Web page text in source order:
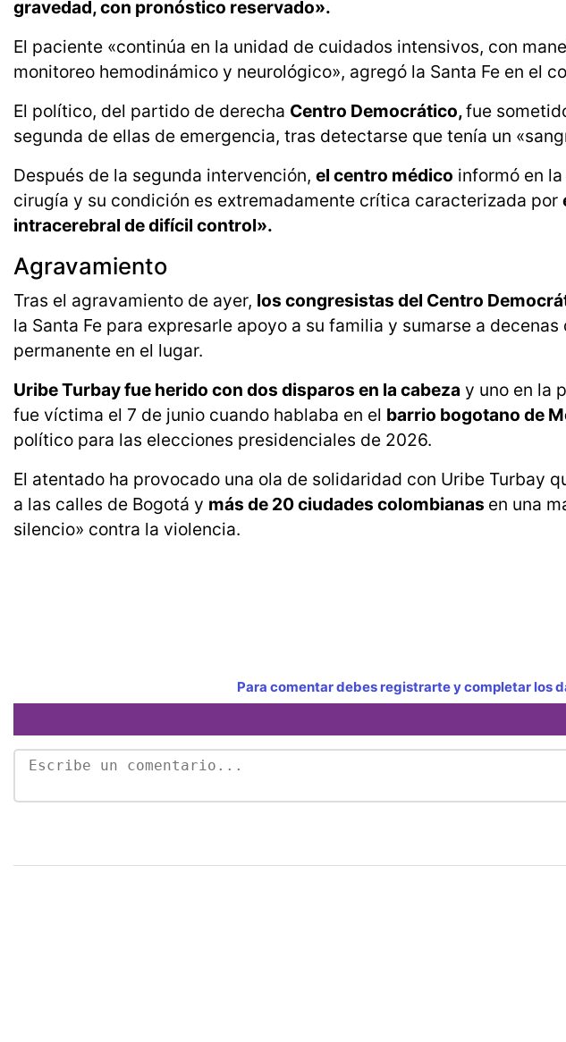
gravedad, con pronóstico reservado».
El paciente «continúa en la unidad de cuidados intensivos, con
monitoreo hemodinámico y neurológico», agregó la Santa Fe en el
El político, del partido de derecha Centro Democrático,fue
segunda de ellas de emergencia, tras detectarse que tenía un
Después de la segunda intervención, el centro médico informó en
cirugía y su condición es extremadamente crítica caracterizada por
intracerebral de difícil control».
Agravamiento
Tras el agravamiento de ayer, los congresistas del Centro
la Santa Fe para expresarle apoyo a su familia y sumarse a
permanente en el lugar.
Uribe Turbay fue herido con dos disparos en la cabeza y uno en la
fue víctima el 7 de junio cuando hablaba en el barrio bogotano de
político para las elecciones presidenciales de 2026.
El atentado ha provocado una ola de solidaridad con Uribe Turbay
a las calles de Bogotá y más de 20 ciudades colombianas en una
silencio» contra la violencia.
Para comentar debes registrarte y completar los